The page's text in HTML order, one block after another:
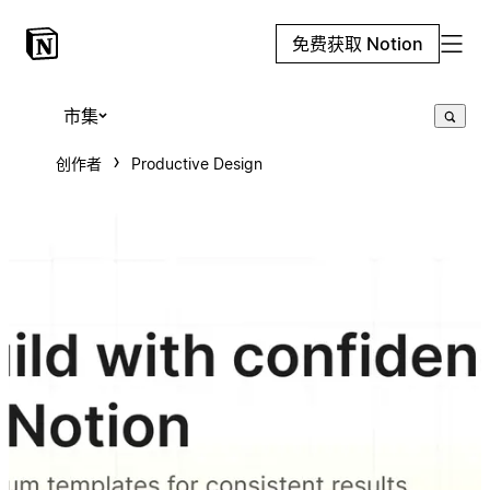
免费获取 Notion
市集
创作者 Productive Design